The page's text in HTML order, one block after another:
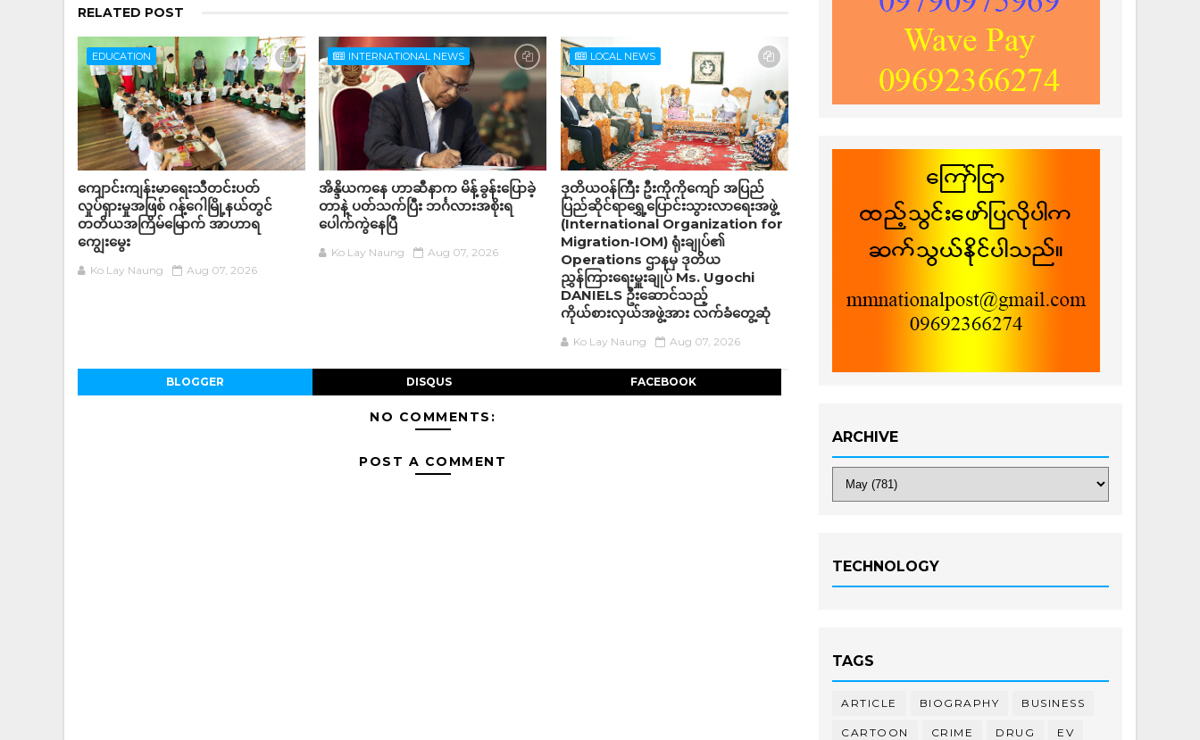
RELATED POST
EDUCATION
ကျောင်းကျန်းမာရေးသီတင်းပတ်
လှုပ်ရှားမှုအဖြစ် ဂန့်ဂေါမြို့နယ်တွင်
တတိယအကြိမ်မြောက် အာဟာရ
ကျွေးမွေး
Ko Lay Naung Aug 07, 2026
INTERNATIONAL NEWS
အိန္ဒိယကနေ ဟာဆီနာက မိန့်ခွန်းပြောခဲ့
တာနဲ့ ပတ်သက်ပြီး ဘင်္ဂလားအစိုးရ
ပေါက်ကွဲနေပြီ
Ko Lay Naung Aug 07, 2026
LOCAL NEWS
ဒုတိယဝန်ကြီး ဦးကိုကိုကျော် အပြည်
ပြည်ဆိုင်ရာရွှေ့ပြောင်းသွားလာရေးအဖွဲ့
(International Organization for
Migration-IOM) ရုံးချုပ်၏
Operations ဌာနမှ ဒုတိယ
ညွှန်ကြားရေးမှူးချုပ် Ms. Ugochi
DANIELS ဦးဆောင်သည့်
ကိုယ်စားလှယ်အဖွဲ့အား လက်ခံတွေ့ဆုံ
Ko Lay Naung Aug 07, 2026
BLOGGER DISQUS FACEBOOK
NO COMMENTS:
POST A COMMENT
ARCHIVE
TECHNOLOGY
TAGS
ARTICLE BIOGRAPHY BUSINESS
CARTOON CRIME DRUG EV